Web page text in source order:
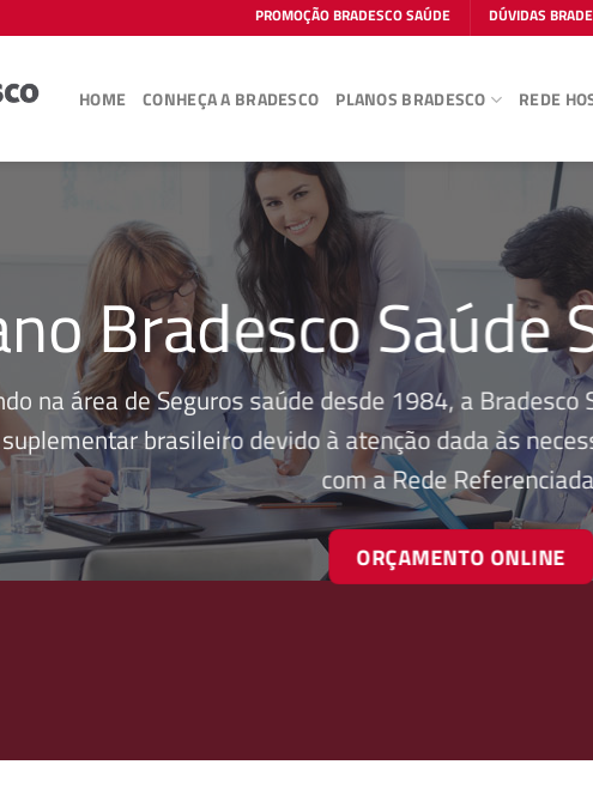
PROMOÇÃO BRADESCO SAÚDE DÚVIDAS
HOME CONHEÇA A BRADESCO PLANOS BRADESCO REDE
Bradesco Saúde
na área de Seguros saúde desde 1984, a
brasileiro devido à atenção dada às
com a Rede
ORÇAMENTO ONLINE